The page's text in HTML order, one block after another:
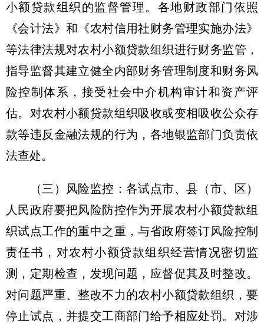
小额贷款组织的监督管理。各地财政部门依照
《会计法》和《农村信用社财务管理实施办法》
等法律法规对农村小额贷款组织进行财务监管，
指导监督其建立健全内部财务管理制度和财务风
险控制体系，接受社会中介机构审计和资产评
估。对农村小额贷款组织吸收或变相吸收公众存
款等违反金融法规的行为，各地银监部门负责依
法查处。
（三）风险监控：各试点市、县（市、区）
人民政府要把风险防控作为开展农村小额贷款组
织试点工作的重中之重，与省政府签订风险控制
责任书，对农村小额贷款组织经营情况密切监
测，定期检查，发现问题，应督促其及时整改。
对问题严重、整改不力的农村小额贷款组织，要
停止试点，并提交工商部门给予相应处罚。对涉